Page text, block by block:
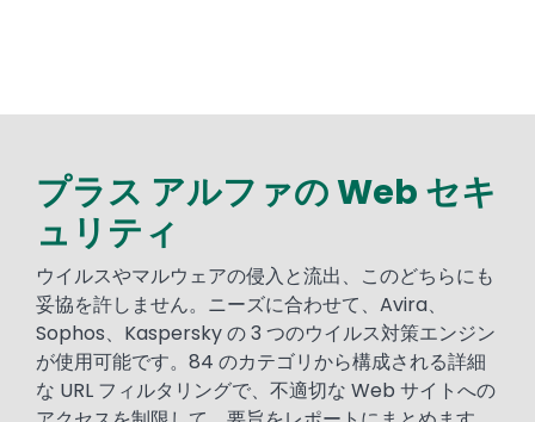
Text
プラス アルファの Web セキ
ュリティ
ウイルスやマルウェアの侵入と流出、このどちらにも
妥協を許しません。ニーズに合わせて、Avira、
Sophos、Kaspersky の 3 つのウイルス対策エンジン
が使用可能です。84 のカテゴリから構成される詳細
な URL フィルタリングで、不適切な Web サイトへの